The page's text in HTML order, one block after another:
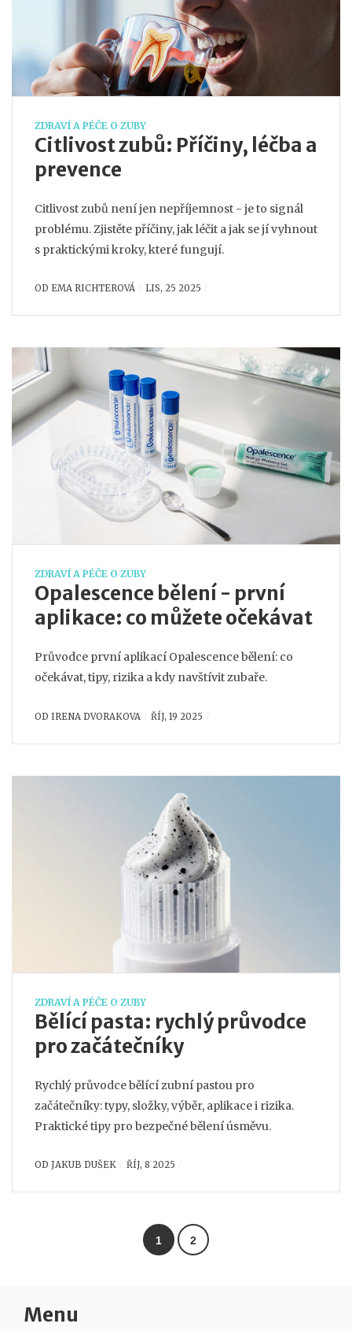
ZDRAVÍ A PÉČE O ZUBY
Citlivost zubů: Příčiny, léčba a
prevence
Citlivost zubů není jen nepříjemnost - je to signál
problému. Zjistěte příčiny, jak léčit a jak se jí vyhnout
s praktickými kroky, které fungují.
OD EMA RICHTEROVÁ LIS, 25 2025
ZDRAVÍ A PÉČE O ZUBY
Opalescence bělení - první
aplikace: co můžete očekávat
Průvodce první aplikací Opalescence bělení: co
očekávat, tipy, rizika a kdy navštívit zubaře.
OD IRENA DVORAKOVA ŘÍJ, 19 2025
ZDRAVÍ A PÉČE O ZUBY
Bělící pasta: rychlý průvodce
pro začátečníky
Rychlý průvodce bělící zubní pastou pro
začátečníky: typy, složky, výběr, aplikace i rizika.
Praktické tipy pro bezpečné bělení úsměvu.
OD JAKUB DUŠEK ŘÍJ, 8 2025
1 2
Menu